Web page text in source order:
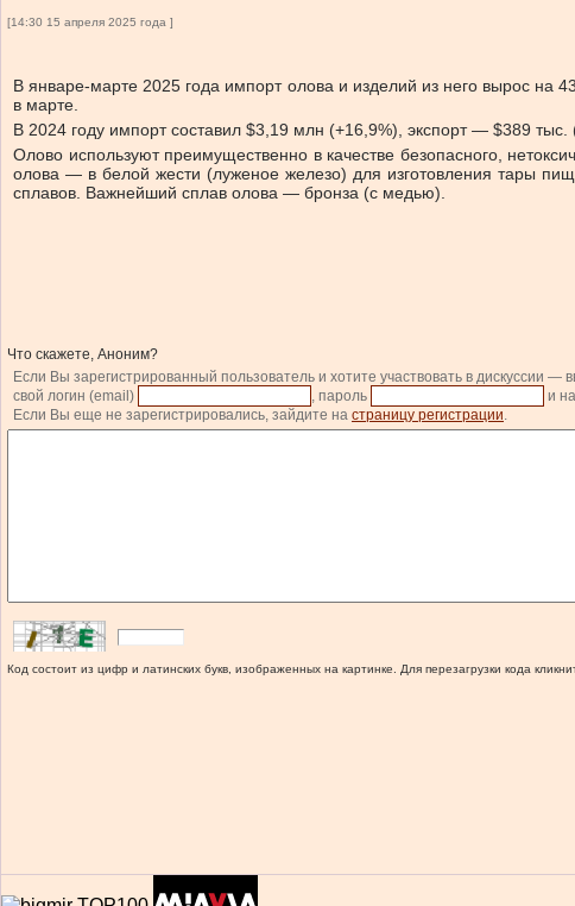
[14:30 15 апреля 2025 года ]
В январе-марте 2025 года импорт олова и изделий из него вырос
в марте.
В 2024 году импорт составил $3,19 млн (+16,9%), экспорт — $389 тыс.
Олово используют преимущественно в качестве безопасного,
олова — в белой жести (луженое железо) для изготовления тары
сплавов. Важнейший сплав олова — бронза (с медью).
Что скажете, Аноним?
Если Вы зарегистрированный пользователь и хотите участвовать в дискуссии —
свой логин (email)
, пароль и
Если Вы еще не зарегистрировались, зайдите на страницу регистрации.
Код состоит из цифр и латинских букв, изображенных на картинке. Для перезагрузки кода